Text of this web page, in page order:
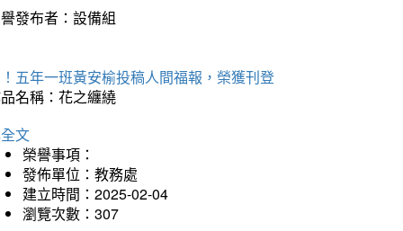
發布者：設備組
五年一班黃安榆投稿人間福報，榮獲刊登
名稱：花之纏繞
文
榮譽事項：
發佈單位：教務處
建立時間：2025-02-04
瀏覽次數：307